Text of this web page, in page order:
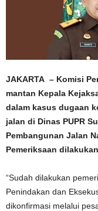
JAKARTA – Komisi
mantan Kepala
dalam kasus dugaan
jalan di Dinas PUPR
Pembangunan Jalan
Pemeriksaan
“Sudah dilakukan
Penindakan dan
dikonfirmasi melalui